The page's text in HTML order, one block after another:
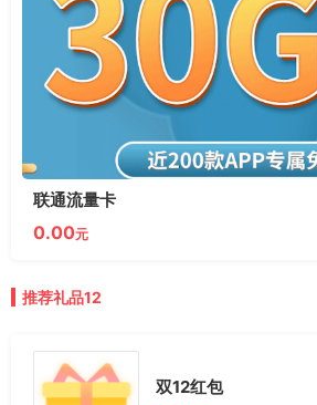
联通流量卡
0.00元
推荐礼品12
双12红包